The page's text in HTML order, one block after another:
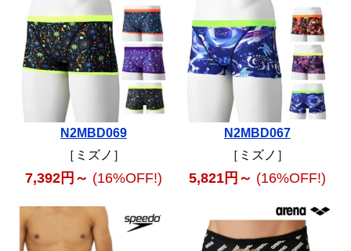
N2MBD069
［ミズノ］
7,392円～ (16%OFF!)
N2MBD067
［ミズノ］
5,821円～ (16%OFF!)